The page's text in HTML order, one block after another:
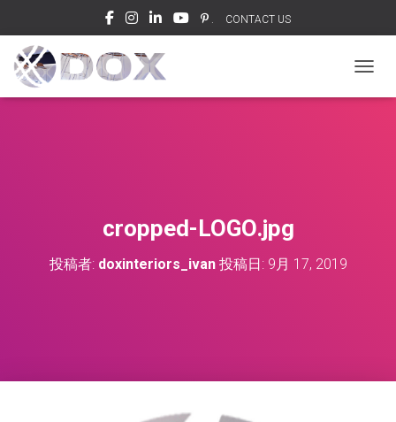
. CONTACT US
cropped-LOGO.jpg
投稿者: doxinteriors_ivan投稿日: 9月 17, 2019